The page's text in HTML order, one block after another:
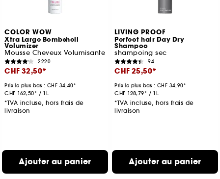
COLOR WOW
Xtra Large Bombshell
Volumizer
Mousse Cheveux Volumisante
2220
CHF 32,50
Prix le plus bas :CHF 34,40
CHF 162,50 / 1L
*TVA incluse, hors frais de
livraison
Ajouter au panier
LIVING PROOF
Perfect hair Day Dry
Shampoo
shampoing sec
94
CHF 25,50
Prix le plus bas :CHF 34,90
CHF 128,79 / 1L
*TVA incluse, hors frais de
livraison
Ajouter au panier